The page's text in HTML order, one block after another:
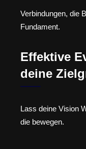
Verbindungen, die
Fundament.
Effektive
deine
Lass deine Vision
die bewegen.